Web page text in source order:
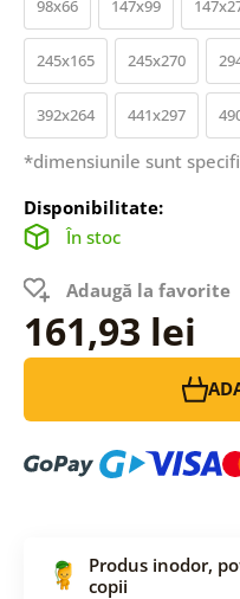
98x66 147x99
245x165 245x270
392x264 441x297
*dimensiunile sunt
Disponibilitate:
În stoc
Adaugă la favorite
161,93 lei
Produs inodor,
copii